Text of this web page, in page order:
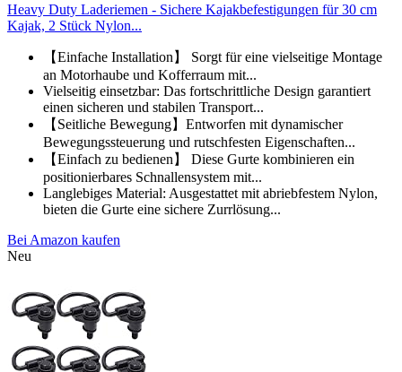
Heavy Duty Laderiemen - Sichere Kajakbefestigungen für 30 cm
Kajak, 2 Stück Nylon...
【Einfache Installation】 Sorgt für eine vielseitige Montage
an Motorhaube und Kofferraum mit...
Vielseitig einsetzbar: Das fortschrittliche Design garantiert
einen sicheren und stabilen Transport...
【Seitliche Bewegung】Entworfen mit dynamischer
Bewegungssteuerung und rutschfesten Eigenschaften...
【Einfach zu bedienen】 Diese Gurte kombinieren ein
positionierbares Schnallensystem mit...
Langlebiges Material: Ausgestattet mit abriebfestem Nylon,
bieten die Gurte eine sichere Zurrlösung...
Bei Amazon kaufen
Neu